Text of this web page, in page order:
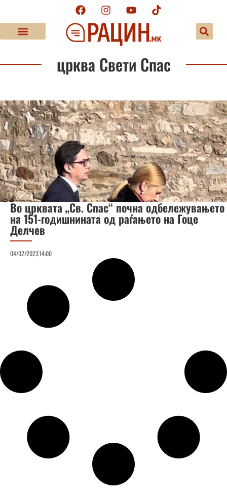
црква Свети Спас
Во црквата „Св. Спас“ почна одбележувањето
на 151-годишнината од раѓањето на Гоце
Делчев
04/02/202314:00